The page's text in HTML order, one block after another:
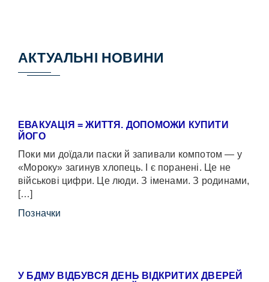
АКТУАЛЬНІ НОВИНИ
ЕВАКУАЦІЯ = ЖИТТЯ. ДОПОМОЖИ КУПИТИ
ЙОГО
Поки ми доїдали паски й запивали компотом — у
«Мороку» загинув хлопець. І є поранені. Це не
військові цифри. Це люди. З іменами. З родинами,
[…]
Позначки
У БДМУ ВІДБУВСЯ ДЕНЬ ВІДКРИТИХ ДВЕРЕЙ